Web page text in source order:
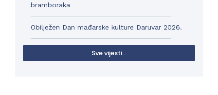
bramboraka
Obilježen Dan mađarske kulture Daruvar 2026.
Sve vijesti...